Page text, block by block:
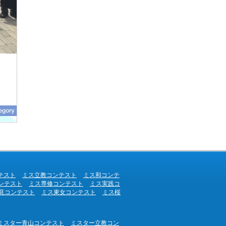
スト ミス立教コンテスト
ミス和コンテ
テスト
ミス専修コンテスト
ミス実践コ
コンテスト
ミス東女コンテスト ミス桜
スター青山コンテスト ミスター立教コン